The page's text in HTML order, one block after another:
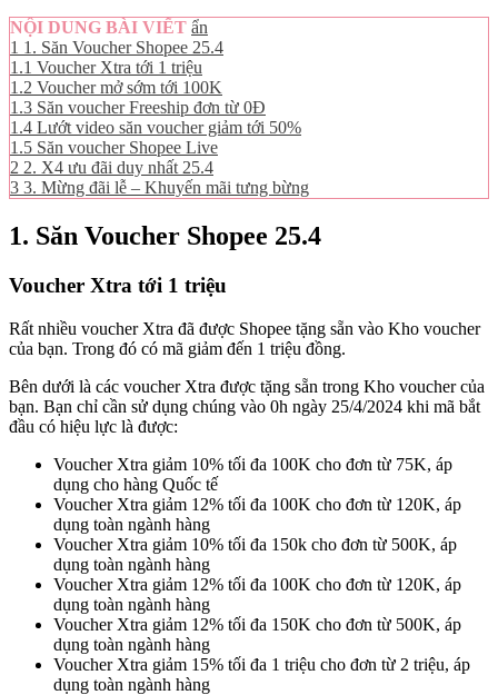
NỘI DUNG BÀI VIẾT ẩn
1 1. Săn Voucher Shopee 25.4
1.1 Voucher Xtra tới 1 triệu
1.2 Voucher mở sớm tới 100K
1.3 Săn voucher Freeship đơn từ 0Đ
1.4 Lướt video săn voucher giảm tới 50%
1.5 Săn voucher Shopee Live
2 2. X4 ưu đãi duy nhất 25.4
3 3. Mừng đãi lễ – Khuyến mãi tưng bừng
1. Săn Voucher Shopee 25.4
Voucher Xtra tới 1 triệu
Rất nhiều voucher Xtra đã được Shopee tặng sẵn vào Kho voucher
của bạn. Trong đó có mã giảm đến 1 triệu đồng.
Bên dưới là các voucher Xtra được tặng sẵn trong Kho voucher của
bạn. Bạn chỉ cần sử dụng chúng vào 0h ngày 25/4/2024 khi mã bắt
đầu có hiệu lực là được:
Voucher Xtra giảm 10% tối đa 100K cho đơn từ 75K, áp
dụng cho hàng Quốc tế
Voucher Xtra giảm 12% tối đa 100K cho đơn từ 120K, áp
dụng toàn ngành hàng
Voucher Xtra giảm 10% tối đa 150k cho đơn từ 500K, áp
dụng toàn ngành hàng
Voucher Xtra giảm 12% tối đa 100K cho đơn từ 120K, áp
dụng toàn ngành hàng
Voucher Xtra giảm 12% tối đa 150K cho đơn từ 500K, áp
dụng toàn ngành hàng
Voucher Xtra giảm 15% tối đa 1 triệu cho đơn từ 2 triệu, áp
dụng toàn ngành hàng